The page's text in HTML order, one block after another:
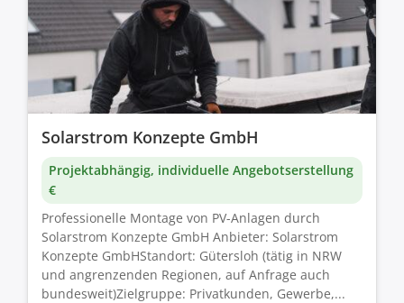
Solarstrom Konzepte GmbH
Projektabhängig, individuelle Angebotserstellung
€
Professionelle Montage von PV-Anlagen durch
Solarstrom Konzepte GmbH Anbieter: Solarstrom
Konzepte GmbHStandort: Gütersloh (tätig in NRW
und angrenzenden Regionen, auf Anfrage auch
bundesweit)Zielgruppe: Privatkunden, Gewerbe,...